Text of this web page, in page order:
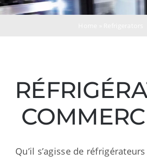
Ressources
Qu’il s’agisse de